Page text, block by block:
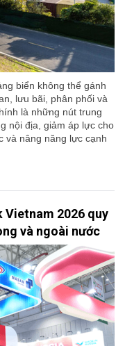
biển không thể gánh
lưu bãi, phân phối và
là những nút trung
nội địa, giảm áp lực cho
và nâng năng lực cạnh
2026 quy
và ngoài nước